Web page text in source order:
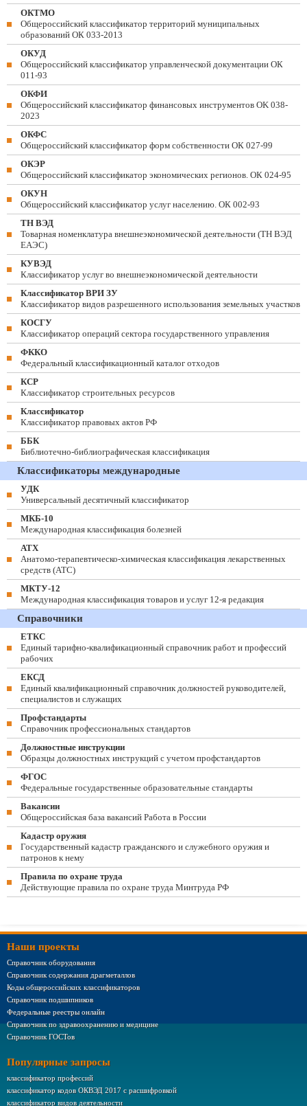
ОКТМО
Общероссийский классификатор территорий муниципальных
образований ОК 033-2013
ОКУД
Общероссийский классификатор управленческой документации ОК
011-93
ОКФИ
Общероссийский классификатор финансовых инструментов OK 038-
2023
ОКФС
Общероссийский классификатор форм собственности ОК 027-99
ОКЭР
Общероссийский классификатор экономических регионов. ОК 024-95
ОКУН
Общероссийский классификатор услуг населению. ОК 002-93
ТН ВЭД
Товарная номенклатура внешнеэкономической деятельности (ТН ВЭД
ЕАЭС)
КУВЭД
Классификатор услуг во внешнеэкономической деятельности
Классификатор ВРИ ЗУ
Классификатор видов разрешенного использования земельных участков
КОСГУ
Классификатор операций сектора государственного управления
ФККО
Федеральный классификационный каталог отходов
КСР
Классификатор строительных ресурсов
Классификатор
Классификатор правовых актов РФ
ББК
Библиотечно-библиографическая классификация
Классификаторы международные
УДК
Универсальный десятичный классификатор
МКБ-10
Международная классификация болезней
АТХ
Анатомо-терапевтическо-химическая классификация лекарственных
средств (ATC)
МКТУ-12
Международная классификация товаров и услуг 12-я редакция
Справочники
ЕТКС
Единый тарифно-квалификационный справочник работ и профессий
рабочих
ЕКСД
Единый квалификационный справочник должностей руководителей,
специалистов и служащих
Профстандарты
Справочник профессиональных стандартов
Должностные инструкции
Образцы должностных инструкций с учетом профстандартов
ФГОС
Федеральные государственные образовательные стандарты
Вакансии
Общероссийская база вакансий Работа в России
Кадастр оружия
Государственный кадастр гражданского и служебного оружия и
патронов к нему
Правила по охране труда
Действующие правила по охране труда Минтруда РФ
Наши проекты
Справочник оборудования
Справочник содержания драгметаллов
Коды общероссийских классификаторов
Справочник подшипников
Федеральные реестры онлайн
Справочник по здравоохранению и медицине
Справочник ГОСТов
Популярные запросы
классификатор профессий
классификатор кодов ОКВЭД 2017 с расшифровкой
классификатор видов деятельности